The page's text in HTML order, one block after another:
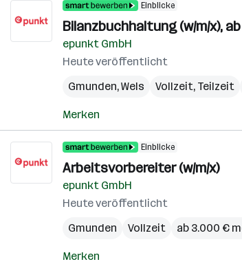
Einblicke
Bilanzbuchhaltung (w/m/x),
epunkt GmbH
Heute veröffentlicht
Gmunden,Wels Vollzeit, Teilzeit
Merken
Einblicke
Arbeitsvorbereiter (w/m/x)
epunkt GmbH
Heute veröffentlicht
Gmunden
Vollzeit ab 3.000 €
Merken